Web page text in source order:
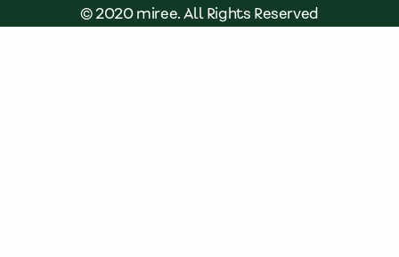
© 2020 miree. All Rights Reserved